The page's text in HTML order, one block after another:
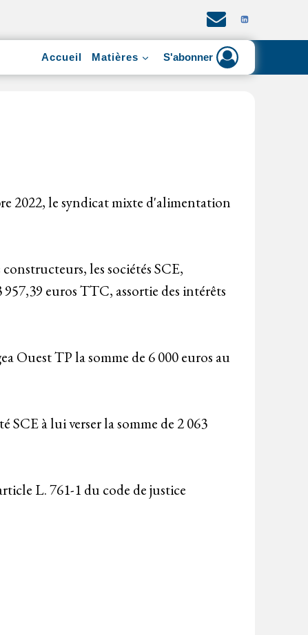
Accueil Matières S'abonner
2022, le syndicat mixte d'alimentation
les sociétés SCE,
euros TTC, assortie des intérêts
Ouest TP la somme de 6 000 euros au
à lui verser la somme de 2 063
L. 761-1 du code de justice